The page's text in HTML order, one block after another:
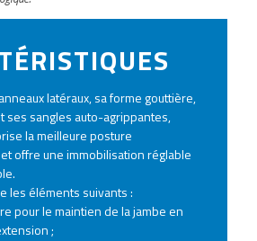
latéraux, sa forme gouttière,
ses sangles auto-agrippantes,
la meilleure posture
offre une immobilisation réglable
les éléments suivants :
pour le maintien de la jambe en
;